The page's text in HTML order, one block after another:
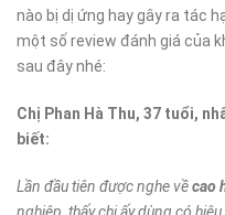
nào bị dị ứng hay gây ra tác
một số review đánh giá của
sau đây nhé:
Chị Phan Hà Thu, 37 tuổi,
biết:
Lần đầu tiên được nghe vềcao